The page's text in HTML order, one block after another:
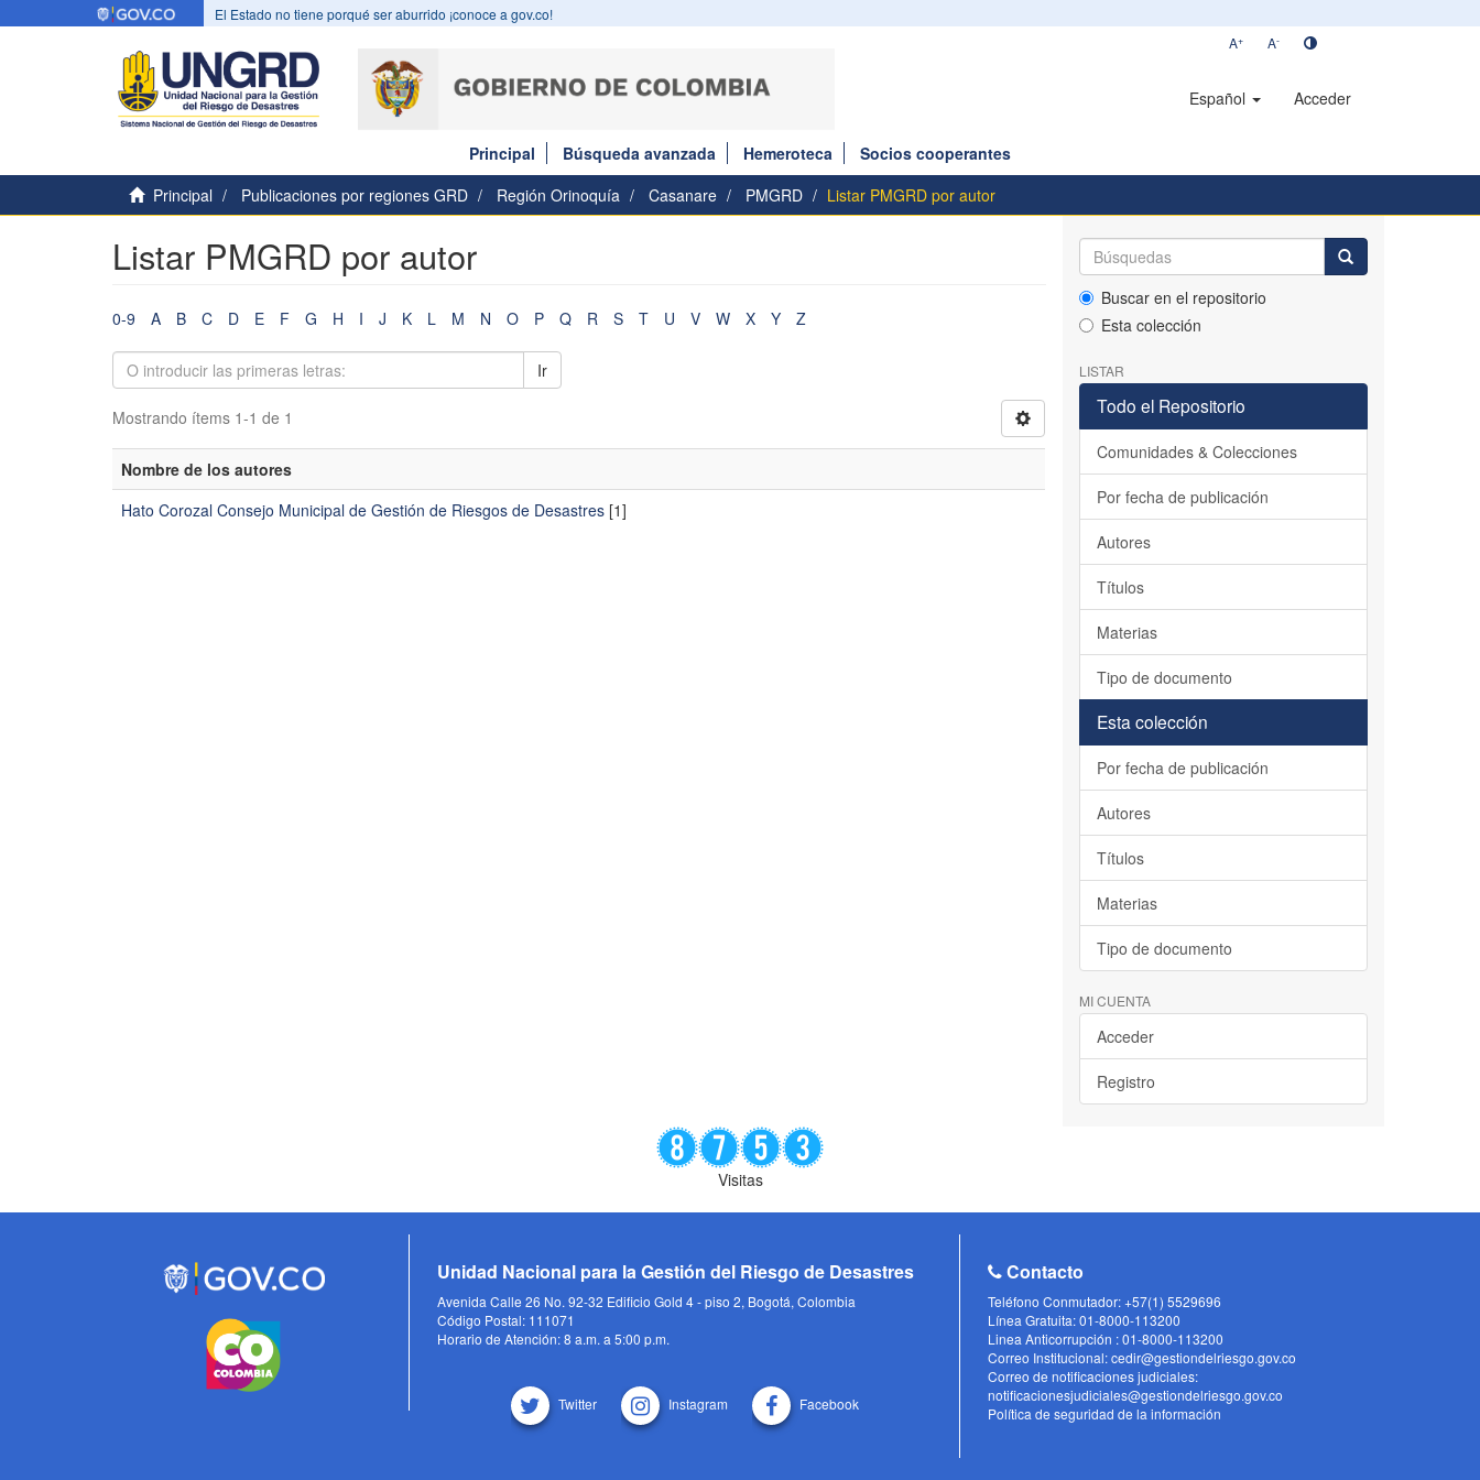
El Estado no tiene porqué ser aburrido ¡conoce a gov.co!
A+ A-
Español Acceder
Principal Búsqueda avanzada Hemeroteca
Socios cooperantes
Principal
Publicaciones por regiones GRD Región Orinoquía Casanare PMGRD Listar PMGRD por autor
Listar PMGRD por autor
0-9 A B C D E F G H I J K L M N O P Q R S T U V W X Y Z
Ir
Mostrando ítems 1-1 de 1
Nombre de los autores
Hato Corozal Consejo Municipal de Gestión de Riesgos de Desastres [1]
Buscar en el repositorio
Esta colección
LISTAR
Todo el Repositorio
Comunidades & Colecciones
Por fecha de publicación
Autores
Títulos
Materias
Tipo de documento
Esta colección
Por fecha de publicación
Autores
Títulos
Materias
Tipo de documento
MI CUENTA
Acceder
Registro
Visitas
Unidad Nacional para la Gestión del Riesgo de Desastres
Avenida Calle 26 No. 92-32 Edificio Gold 4 - piso 2, Bogotá, Colombia
Código Postal: 111071
Horario de Atención: 8 a.m. a 5:00 p.m.
Twitter Instagram Facebook
Contacto
Teléfono Conmutador: +57(1) 5529696
Línea Gratuita: 01-8000-113200
Linea Anticorrupción : 01-8000-113200
Correo Institucional: cedir@gestiondelriesgo.gov.co
Correo de notificaciones judiciales:
notificacionesjudiciales@gestiondelriesgo.gov.co
Política de seguridad de la información